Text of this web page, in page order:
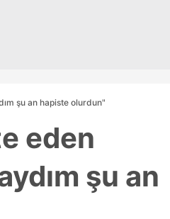
şu an hapiste olurdun"
eden
şu an